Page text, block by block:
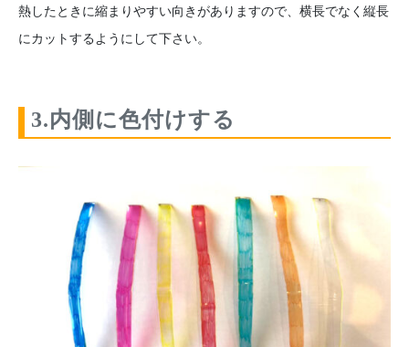
熱したときに縮まりやすい向きがありますので、横長でなく縦長
にカットするようにして下さい。
3.内側に色付けする